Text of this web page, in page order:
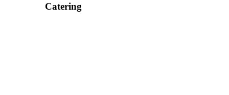
Catering